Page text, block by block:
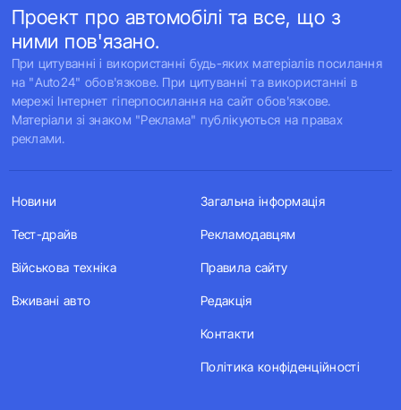
Проект про автомобілі та все, що з
ними пов'язано.
При цитуванні і використанні будь-яких матеріалів посилання
на "Auto24" обов'язкове. При цитуванні та використанні в
мережі Інтернет гіперпосилання на сайт обов'язкове.
Матеріали зі знаком "Реклама" публікуються на правах
реклами.
Новини
Тест-драйв
Військова техніка
Вживані авто
Загальна інформація
Рекламодавцям
Правила сайту
Редакція
Контакти
Політика конфіденційності